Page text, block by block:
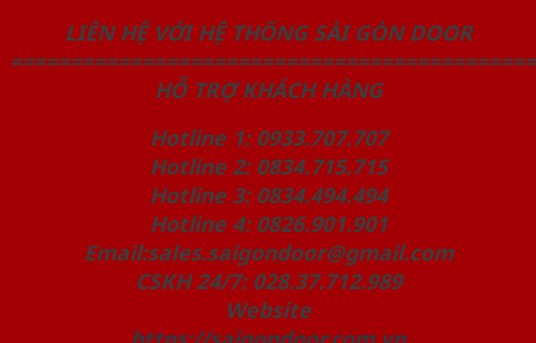
LIÊN HỆ VỚI HỆ THỐNG SÀI GÒN DOOR
HỖ TRỢ KHÁCH HÀNG
Hotline 1: 0933.707.707
Hotline 2: 0834.715.715
Hotline 3: 0834.494.494
Hotline 4: 0826.901.901
Email:sales.saigondoor@gmail.com
CSKH 24/7: 028.37.712.989
Website